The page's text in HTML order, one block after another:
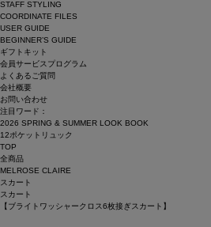
STAFF STYLING
COORDINATE FILES
USER GUIDE
BEGINNER’S GUIDE
ギフトキット
会員サービスプログラム
よくあるご質問
会社概要
お問い合わせ
注目ワード：
2026 SPRING & SUMMER LOOK BOOK
12ポケットリュック
TOP
全商品
MELROSE CLAIRE
スカート
スカート
【ブライトワッシャークロス6枚接ぎスカート】